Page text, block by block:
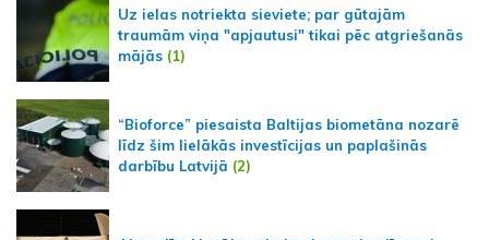
Uz ielas notriekta sieviete; par gūtajām
traumām viņa "apjautusi" tikai pēc atgriešanās
mājās (1)
“Bioforce” piesaista Baltijas biometāna nozarē
līdz šim lielākās investīcijas un paplašinās
darbību Latvijā (2)